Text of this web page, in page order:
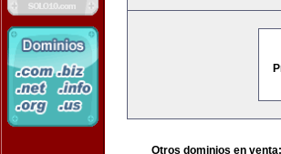
Otros dominios en venta: